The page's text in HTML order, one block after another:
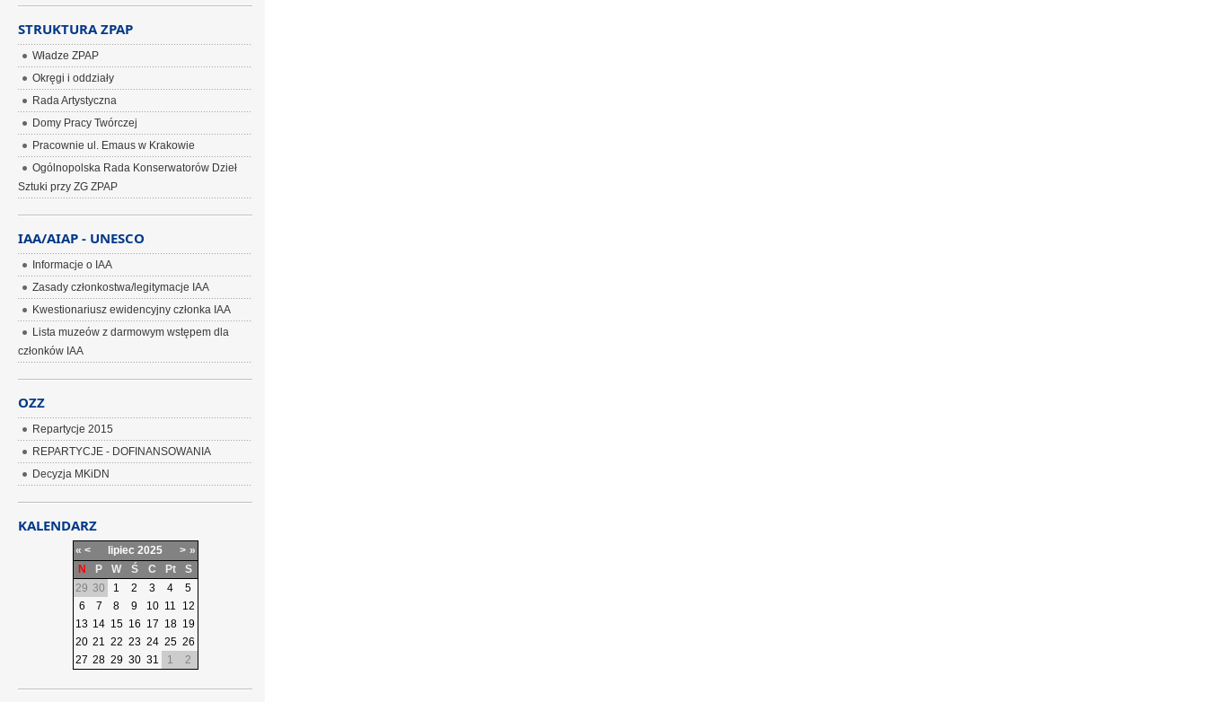
STRUKTURA ZPAP
Władze ZPAP
Okręgi i oddziały
Rada Artystyczna
Domy Pracy Twórczej
Pracownie ul. Emaus w Krakowie
Ogólnopolska Rada Konserwatorów Dzieł
Sztuki przy ZG ZPAP
IAA/AIAP - UNESCO
Informacje o IAA
Zasady członkostwa/legitymacje IAA
Kwestionariusz ewidencyjny członka IAA
Lista muzeów z darmowym wstępem dla
członków IAA
OZZ
Repartycje 2015
REPARTYCJE - DOFINANSOWANIA
Decyzja MKiDN
KALENDARZ
« < lipiec 2025 > »
N
P W Ś C Pt
S
29 30 1 2 3 4
5
6
7 8 9 10 11
12
13 14 15 16 17 18 19
20 21 22 23 24 25 26
27 28 29 30 31 1 2